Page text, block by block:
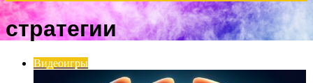
for
стратегии
Видеоигры